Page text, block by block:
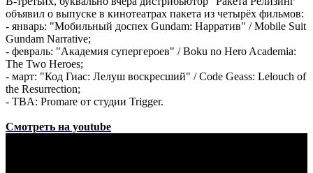
объявил о выпуске в кинотеатрах пакета из четырёх фильмов:
- январь: "Мобильный доспех Gundam: Нарратив" / Mobile Suit
Gundam Narrative;
- февраль: "Академия супергероев" / Boku no Hero Academia:
The Two Heroes;
- март: "Код Гиас: Лелуш воскресший" / Code Geass: Lelouch of
the Resurrection;
- TBA: Promare от студии Trigger.
Смотреть на youtube